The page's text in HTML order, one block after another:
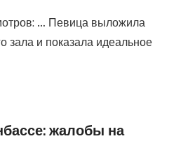
… Певица выложила
зала и показала идеальное
жалобы на